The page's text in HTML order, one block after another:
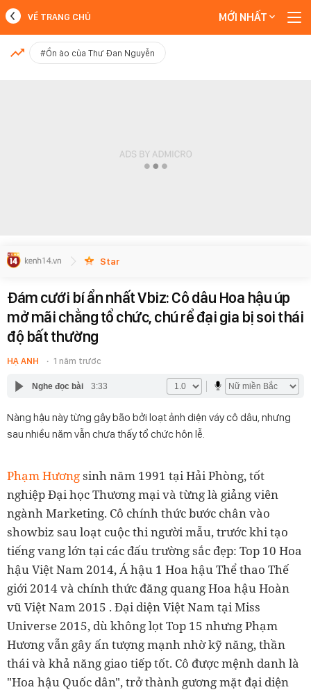
MỚI NHẤT
VỀ TRANG CHỦ MỚI NHẤT
#Ồn ào của Thư Đan Nguyễn
Star
Đám cưới bí ẩn nhất Vbiz: Cô dâu Hoa hậu úp
mở mãi chẳng tổ chức, chú rể đại gia bị soi thái
độ bất thường
HẠ ANH 1 năm trước
Nghe đọc bài 3:33
Nàng hậu này từng gây bão bởi loạt ảnh diện váy cô dâu, nhưng
sau nhiều năm vẫn chưa thấy tổ chức hôn lễ.
Phạm Hươngsinh năm 1991 tại Hải Phòng, tốt
nghiệp Đại học Thương mại và từng là giảng viên
ngành Marketing. Cô chính thức bước chân vào
showbiz sau loạt cuộc thi người mẫu, trước khi tạo
tiếng vang lớn tại các đấu trường sắc đẹp: Top 10 Hoa
hậu Việt Nam 2014, Á hậu 1 Hoa hậu Thể thao Thế
giới 2014 và chính thức đăng quangHoa hậu Hoàn
vũ Việt Nam 2015 . Đại diện Việt Nam tại Miss
Universe 2015, dù không lọt Top 15 nhưng Phạm
Hương vẫn gây ấn tượng mạnh nhờ kỹ năng, thần
thái và khả năng giao tiếp tốt. Cô được mệnh danh là
"Hoa hậu Quốc dân", trở thành gương mặt đại diện